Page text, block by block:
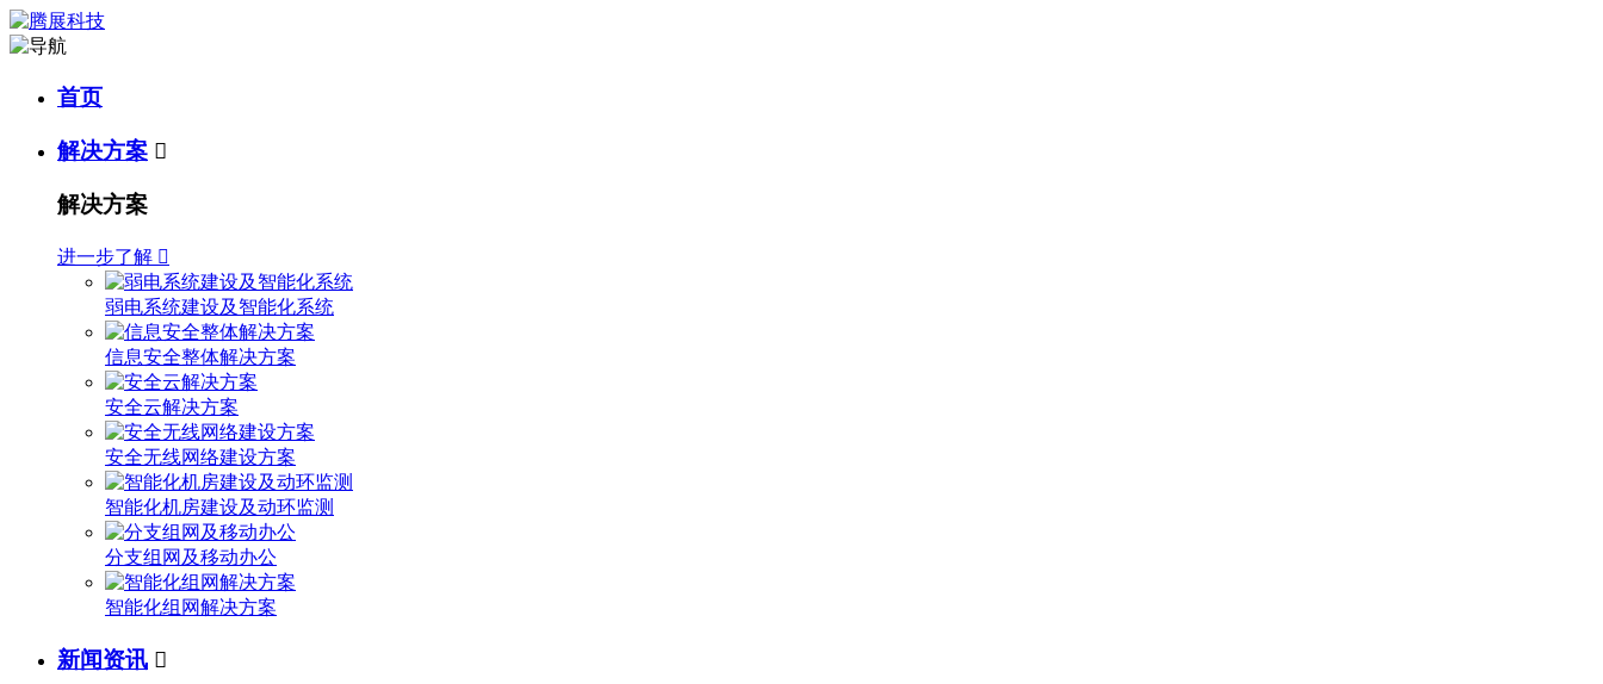
首页
解决方案 
解决方案
进一步了解 
弱电系统建设及智能化系统
信息安全整体解决方案
安全云解决方案
安全无线网络建设方案
智能化机房建设及动环监测
分支组网及移动办公
智能化组网解决方案
新闻资讯 